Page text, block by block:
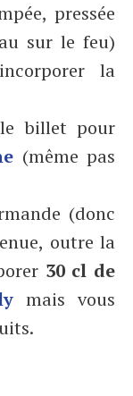
pressée
sur le feu)
la
billet pour
(même pas
(donc
outre la
30 cl de
mais vous